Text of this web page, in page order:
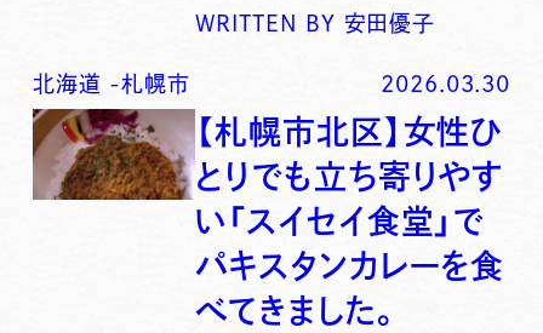
WRITTEN BY 安田優子
北海道 -札幌市 2026.03.30
【札幌市北区】女性ひ
とりでも立ち寄りやす
い「スイセイ食堂」で
パキスタンカレーを食
べてきました。